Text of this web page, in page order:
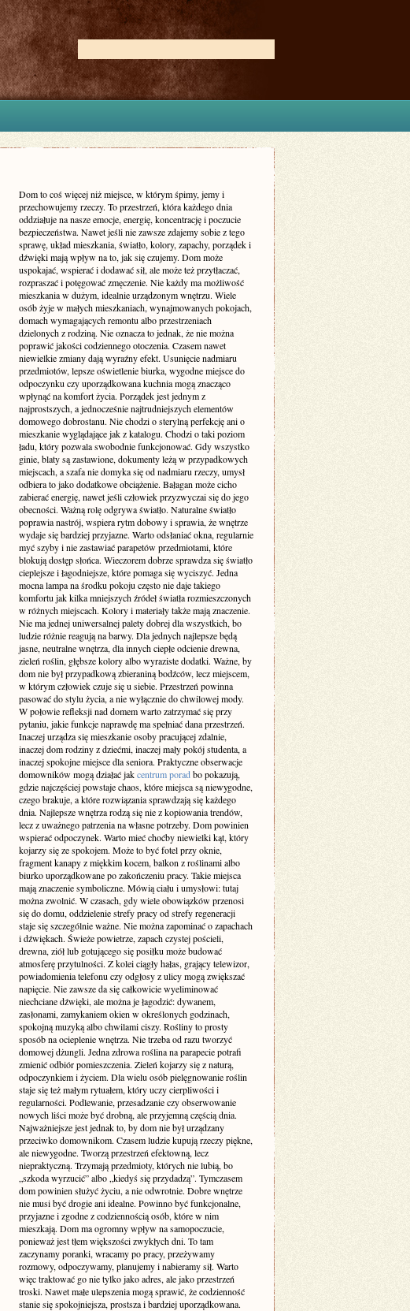
Dom to coś więcej niż miejsce, w którym śpimy, jemy i
przechowujemy rzeczy. To przestrzeń, która każdego dnia
oddziałuje na nasze emocje, energię, koncentrację i poczucie
bezpieczeństwa. Nawet jeśli nie zawsze zdajemy sobie z tego
sprawę, układ mieszkania, światło, kolory, zapachy, porządek i
dźwięki mają wpływ na to, jak się czujemy. Dom może
uspokajać, wspierać i dodawać sił, ale może też przytłaczać,
rozpraszać i potęgować zmęczenie. Nie każdy ma możliwość
mieszkania w dużym, idealnie urządzonym wnętrzu. Wiele
osób żyje w małych mieszkaniach, wynajmowanych pokojach,
domach wymagających remontu albo przestrzeniach
dzielonych z rodziną. Nie oznacza to jednak, że nie można
poprawić jakości codziennego otoczenia. Czasem nawet
niewielkie zmiany dają wyraźny efekt. Usunięcie nadmiaru
przedmiotów, lepsze oświetlenie biurka, wygodne miejsce do
odpoczynku czy uporządkowana kuchnia mogą znacząco
wpłynąć na komfort życia. Porządek jest jednym z
najprostszych, a jednocześnie najtrudniejszych elementów
domowego dobrostanu. Nie chodzi o sterylną perfekcję ani o
mieszkanie wyglądające jak z katalogu. Chodzi o taki poziom
ładu, który pozwala swobodnie funkcjonować. Gdy wszystko
ginie, blaty są zastawione, dokumenty leżą w przypadkowych
miejscach, a szafa nie domyka się od nadmiaru rzeczy, umysł
odbiera to jako dodatkowe obciążenie. Bałagan może cicho
zabierać energię, nawet jeśli człowiek przyzwyczai się do jego
obecności. Ważną rolę odgrywa światło. Naturalne światło
poprawia nastrój, wspiera rytm dobowy i sprawia, że wnętrze
wydaje się bardziej przyjazne. Warto odsłaniać okna, regularnie
myć szyby i nie zastawiać parapetów przedmiotami, które
blokują dostęp słońca. Wieczorem dobrze sprawdza się światło
cieplejsze i łagodniejsze, które pomaga się wyciszyć. Jedna
mocna lampa na środku pokoju często nie daje takiego
komfortu jak kilka mniejszych źródeł światła rozmieszczonych
w różnych miejscach. Kolory i materiały także mają znaczenie.
Nie ma jednej uniwersalnej palety dobrej dla wszystkich, bo
ludzie różnie reagują na barwy. Dla jednych najlepsze będą
jasne, neutralne wnętrza, dla innych ciepłe odcienie drewna,
zieleń roślin, głębsze kolory albo wyraziste dodatki. Ważne, by
dom nie był przypadkową zbieraniną bodźców, lecz miejscem,
w którym człowiek czuje się u siebie. Przestrzeń powinna
pasować do stylu życia, a nie wyłącznie do chwilowej mody.
W połowie refleksji nad domem warto zatrzymać się przy
pytaniu, jakie funkcje naprawdę ma spełniać dana przestrzeń.
Inaczej urządza się mieszkanie osoby pracującej zdalnie,
inaczej dom rodziny z dziećmi, inaczej mały pokój studenta, a
inaczej spokojne miejsce dla seniora. Praktyczne obserwacje
domowników mogą działać jakcentrum poradbo pokazują,
gdzie najczęściej powstaje chaos, które miejsca są niewygodne,
czego brakuje, a które rozwiązania sprawdzają się każdego
dnia. Najlepsze wnętrza rodzą się nie z kopiowania trendów,
lecz z uważnego patrzenia na własne potrzeby. Dom powinien
wspierać odpoczynek. Warto mieć choćby niewielki kąt, który
kojarzy się ze spokojem. Może to być fotel przy oknie,
fragment kanapy z miękkim kocem, balkon z roślinami albo
biurko uporządkowane po zakończeniu pracy. Takie miejsca
mają znaczenie symboliczne. Mówią ciału i umysłowi: tutaj
można zwolnić. W czasach, gdy wiele obowiązków przenosi
się do domu, oddzielenie strefy pracy od strefy regeneracji
staje się szczególnie ważne. Nie można zapominać o zapachach
i dźwiękach. Świeże powietrze, zapach czystej pościeli,
drewna, ziół lub gotującego się posiłku może budować
atmosferę przytulności. Z kolei ciągły hałas, grający telewizor,
powiadomienia telefonu czy odgłosy z ulicy mogą zwiększać
napięcie. Nie zawsze da się całkowicie wyeliminować
niechciane dźwięki, ale można je łagodzić: dywanem,
zasłonami, zamykaniem okien w określonych godzinach,
spokojną muzyką albo chwilami ciszy. Rośliny to prosty
sposób na ocieplenie wnętrza. Nie trzeba od razu tworzyć
domowej dżungli. Jedna zdrowa roślina na parapecie potrafi
zmienić odbiór pomieszczenia. Zieleń kojarzy się z naturą,
odpoczynkiem i życiem. Dla wielu osób pielęgnowanie roślin
staje się też małym rytuałem, który uczy cierpliwości i
regularności. Podlewanie, przesadzanie czy obserwowanie
nowych liści może być drobną, ale przyjemną częścią dnia.
Najważniejsze jest jednak to, by dom nie był urządzany
przeciwko domownikom. Czasem ludzie kupują rzeczy piękne,
ale niewygodne. Tworzą przestrzeń efektowną, lecz
niepraktyczną. Trzymają przedmioty, których nie lubią, bo
„szkoda wyrzucić” albo „kiedyś się przydadzą”. Tymczasem
dom powinien służyć życiu, a nie odwrotnie. Dobre wnętrze
nie musi być drogie ani idealne. Powinno być funkcjonalne,
przyjazne i zgodne z codziennością osób, które w nim
mieszkają. Dom ma ogromny wpływ na samopoczucie,
ponieważ jest tłem większości zwykłych dni. To tam
zaczynamy poranki, wracamy po pracy, przeżywamy
rozmowy, odpoczywamy, planujemy i nabieramy sił. Warto
więc traktować go nie tylko jako adres, ale jako przestrzeń
troski. Nawet małe ulepszenia mogą sprawić, że codzienność
stanie się spokojniejsza, prostsza i bardziej uporządkowana.